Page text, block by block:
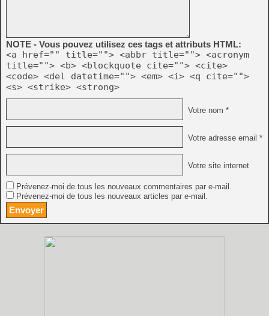
NOTE - Vous pouvez utilisez ces tags et attributs HTML:
<a href="" title=""> <abbr title=""> <acronym
title=""> <b> <blockquote cite=""> <cite>
<code> <del datetime=""> <em> <i> <q cite="">
<s> <strike> <strong>
Votre nom *
Votre adresse email *
Votre site internet
Prévenez-moi de tous les nouveaux commentaires par e-mail.
Prévenez-moi de tous les nouveaux articles par e-mail.